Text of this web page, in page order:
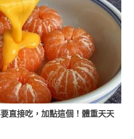
直接吃，加點這個！體重天天